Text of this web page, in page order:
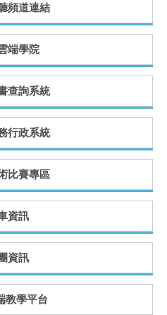
頻道連結
端學院
查詢系統
行政系統
比賽專區
資訊
資訊
教學平台